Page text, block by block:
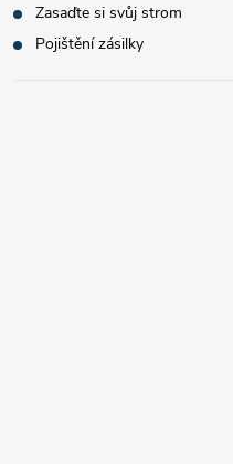
Zasaďte si svůj strom
Pojištění zásilky